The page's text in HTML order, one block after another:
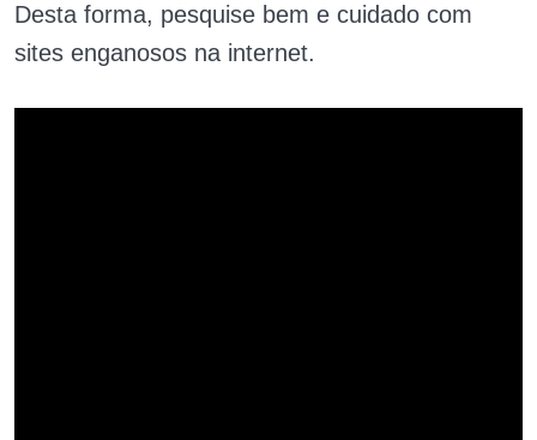
Desta forma, pesquise bem e cuidado com
sites enganosos na internet.